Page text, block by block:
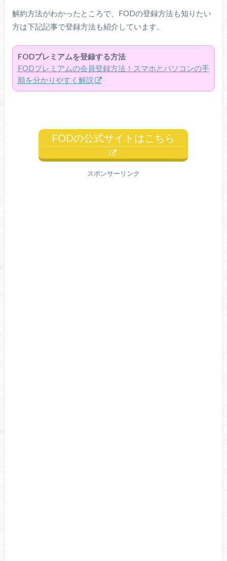
解約方法がわかったところで、FODの登録方法も知りたい
方は下記記事で登録方法も紹介しています。
FODプレミアムを登録する方法
FODプレミアムの会員登録方法！スマホとパソコンの手
順を分かりやすく解説
FODの公式サイトはこちら
スポンサーリンク